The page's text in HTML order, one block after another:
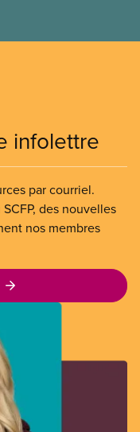
infolettre
par courriel.
des nouvelles
nos membres